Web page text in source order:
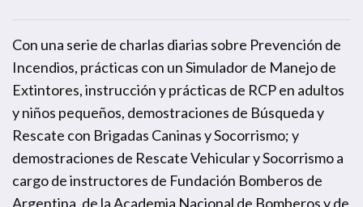
Con una serie de charlas diarias sobre Prevención de
Incendios, prácticas con un Simulador de Manejo de
Extintores, instrucción y prácticas de RCP en adultos
y niños pequeños, demostraciones de Búsqueda y
Rescate con Brigadas Caninas y Socorrismo; y
demostraciones de Rescate Vehicular y Socorrismo a
cargo de instructores de Fundación Bomberos de
Argentina, de la Academia Nacional de Bomberos y de